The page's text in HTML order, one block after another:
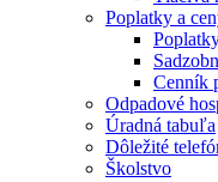
Poplatky a
Cenník
Odpadové
Úradná tabuľa
Dôležité
Školstvo